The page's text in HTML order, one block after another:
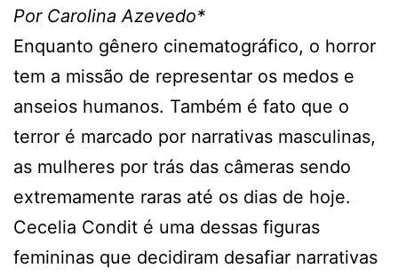
Por Carolina Azevedo*
Enquanto gênero cinematográfico, o horror
tem a missão de representar os medos e
anseios humanos. Também é fato que o
terror é marcado por narrativas masculinas,
as mulheres por trás das câmeras sendo
extremamente raras até os dias de hoje.
Cecelia Condit é uma dessas figuras
femininas que decidiram desafiar narrativas